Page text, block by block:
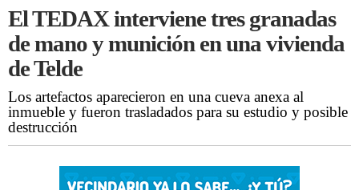
El TEDAX interviene tres granadas
de mano y munición en una vivienda
de Telde
Los artefactos aparecieron en una cueva anexa al
inmueble y fueron trasladados para su estudio y posible
destrucción